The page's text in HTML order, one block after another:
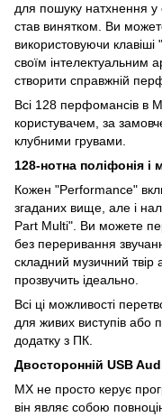
для пошуку натхнення у
став винятком. Ви
використовуючи
своїм інтелектуальним
створити справжній
Всі 128 перфомансів в
користувачем, за
клубними грувами.
128-нотна поліфонія і
Кожен "Performance"
згаданих вище, але і
Part Multi". Ви можете
без переривання
складний музичний твір
прозвучить ідеально.
Всі ці можливості
для живих виступів або
додатку з ПК.
Двосторонній USB
MX не просто керує
він являє собою